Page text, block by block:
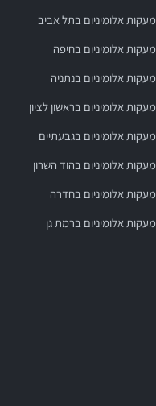
מעקות אלומיניום בתל אביב
מעקות אלומיניום בחיפה
מעקות אלומיניום בנתניה
מעקות אלומיניום בראשון לציון
מעקות אלומיניום בגבעתיים
מעקות אלומיניום בהוד השרון
מעקות אלומיניום בחדרה
מעקות אלומיניום ברמת גן